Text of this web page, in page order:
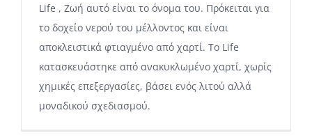
Life , Ζωή αυτό είναι το όνομα του. Πρόκειται για
το δοχείο νερού του μέλλοντος και είναι
αποκλειστικά φτιαγμένο από χαρτί. Το Life
κατασκευάστηκε από ανακυκλωμένο χαρτί, χωρίς
χημικές επεξεργασίες, βάσει ενός λιτού αλλά
μοναδικού σχεδιασμού.